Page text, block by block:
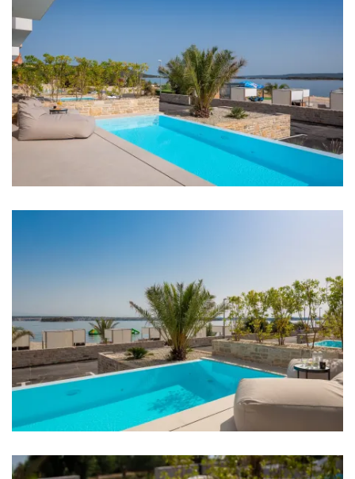
Badezimmer
Badezimmer 1: En suite, Waschbecken, Toilette,
Dusche
Badezimmer 2: Waschbecken, Toilette, Dusche
Badezimmer 3: Waschbecken, Toilette
Waschmaschine
Haartrockner
Handtücher
Herd